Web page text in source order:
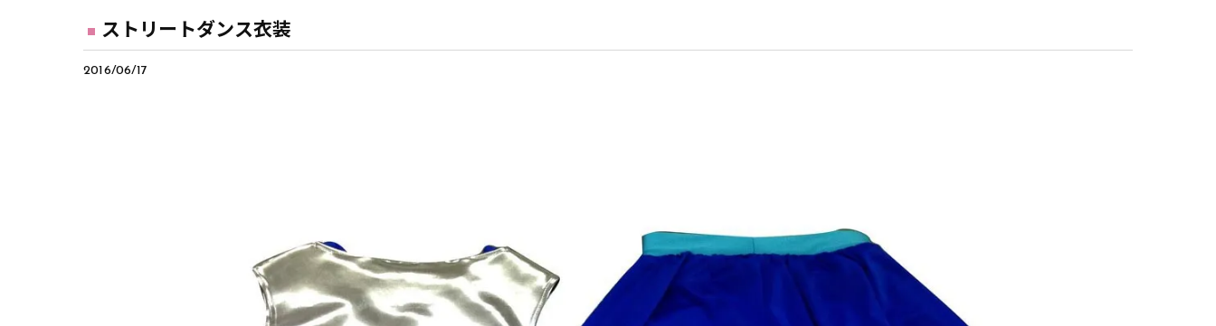
ストリートダンス衣装
2016/06/17